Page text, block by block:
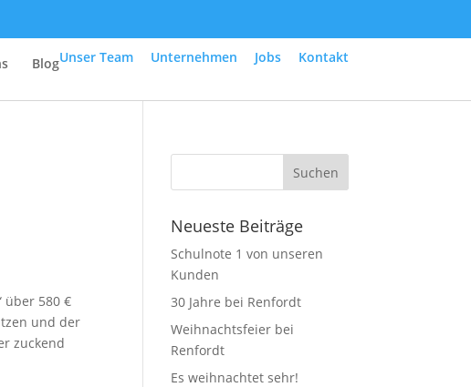
BlogUnser Team Unternehmen Jobs Kontakt
über 580 €
und der
zuckend
Neueste Beiträge
Schulnote 1 von unseren
Kunden
30 Jahre bei Renfordt
Weihnachtsfeier bei
Renfordt
Es weihnachtet sehr!